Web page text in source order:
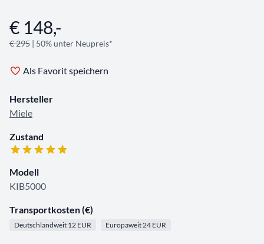
Angebotsinformationen
€ 148,-
€ 295 | 50% unter Neupreis*
Als Favorit speichern
Hersteller
Miele
Zustand
Modell
KIB5000
Transportkosten (€)
Deutschlandweit 12 EUR Europaweit 24 EUR